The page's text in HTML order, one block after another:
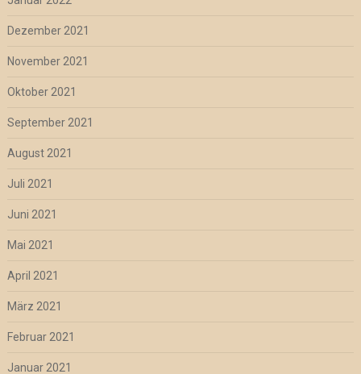
Dezember 2021
November 2021
Oktober 2021
September 2021
August 2021
Juli 2021
Juni 2021
Mai 2021
April 2021
März 2021
Februar 2021
Januar 2021